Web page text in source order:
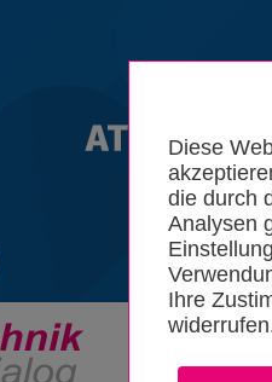
Diese
die durch
Analysen
Ihre
Startseite